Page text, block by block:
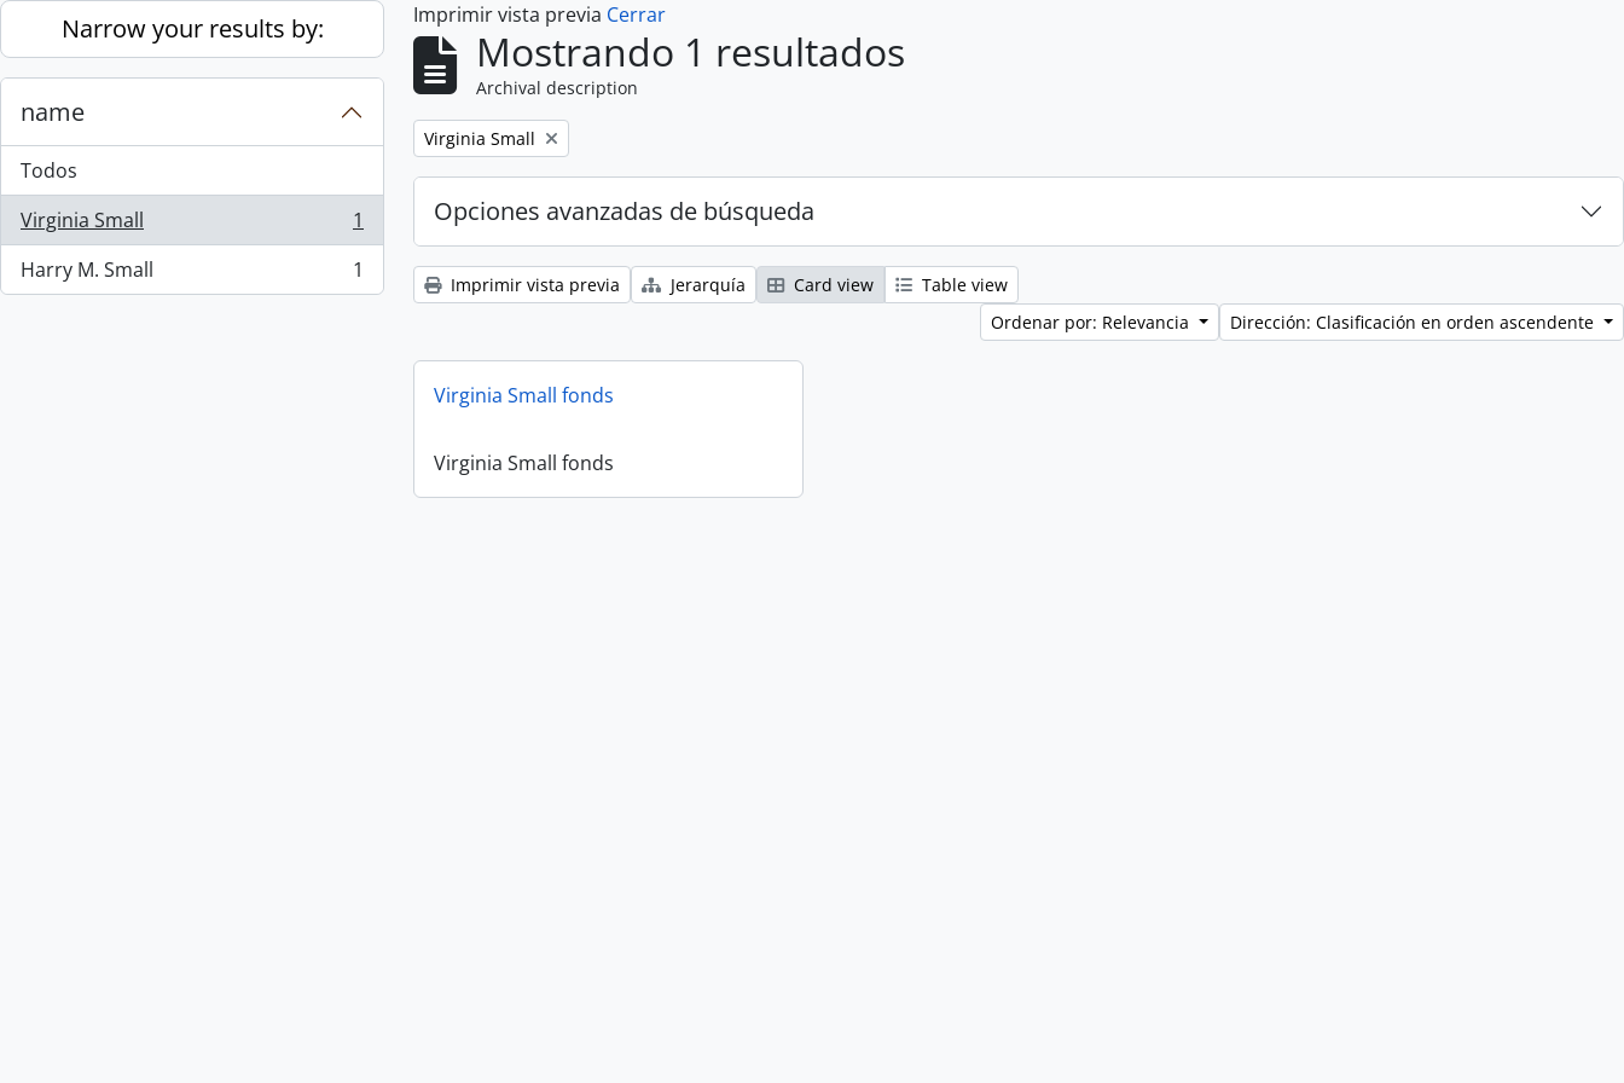
Skip to main content
Narrow your results by:
name
Todos
Virginia Small
, 1 resultados
1
Harry M. Small
, 1 resultados 1
Imprimir vista previa Cerrar
Mostrando 1 resultados
Archival description
Remove filter:
Virginia Small
Opciones avanzadas de búsqueda
Imprimir vista previa Jerarquía Card view
Table view
Ordenar por: Relevancia
Dirección: Clasificación en orden ascendente
Virginia Small fonds
Virginia Small fonds